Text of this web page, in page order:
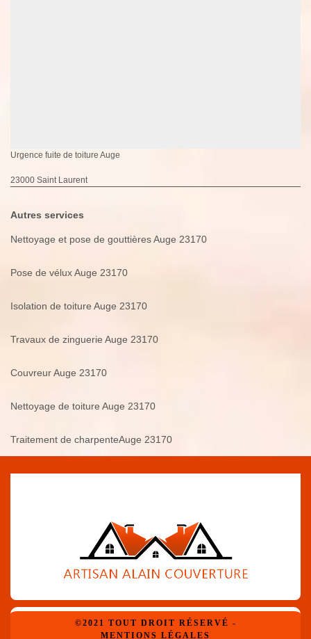
Urgence fuite de toiture Auge
23000 Saint Laurent
Autres services
Nettoyage et pose de gouttières Auge 23170
Pose de vélux Auge 23170
Isolation de toiture Auge 23170
Travaux de zinguerie Auge 23170
Couvreur Auge 23170
Nettoyage de toiture Auge 23170
Traitement de charpenteAuge 23170
©2021 TOUT DROIT RÉSERVÉ -
MENTIONS LÉGALES